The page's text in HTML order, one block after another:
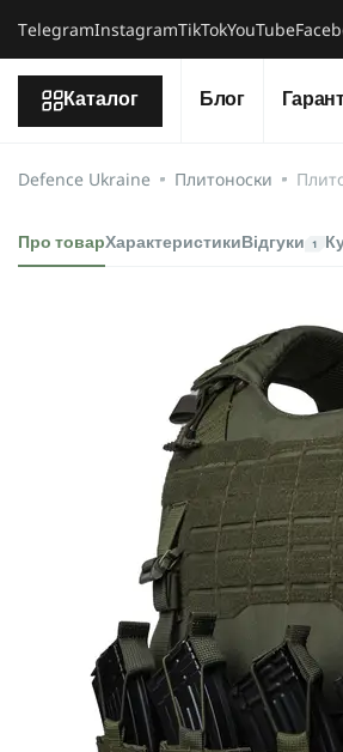
ТelegramInstagramTikTokYouTube
Каталог Блог
Defence Ukraine Плитоноски
Про товарХарактеристики Відгуки 1